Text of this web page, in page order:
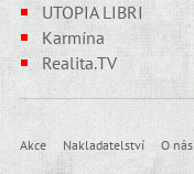
UTOPIA LIBRI
Karmína
Realita.TV
Akce Nakladatelství O nás